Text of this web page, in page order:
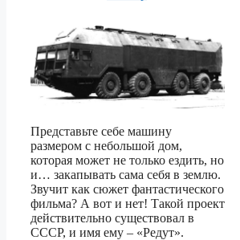
Представьте себе машину
размером с небольшой дом,
которая может не только ездить, но
и… закапывать сама себя в землю.
Звучит как сюжет фантастического
фильма? А вот и нет! Такой проект
действительно существовал в
СССР, и имя ему – «Редут».